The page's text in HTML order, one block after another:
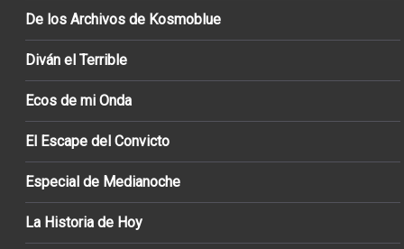
De los Archivos de Kosmoblue
Diván el Terrible
Ecos de mi Onda
El Escape del Convicto
Especial de Medianoche
La Historia de Hoy